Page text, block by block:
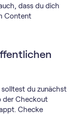
dass du dich
Content
du zunächst
der Checkout
Checke